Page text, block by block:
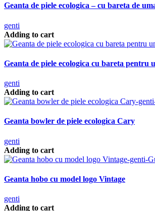
Geanta de piele ecologica – cu bareta de
genti
Adding to cart
Geanta de piele ecologica cu bareta pentru
genti
Adding to cart
Geanta bowler de piele ecologica Cary
genti
Adding to cart
Geanta hobo cu model logo Vintage
genti
Adding to cart